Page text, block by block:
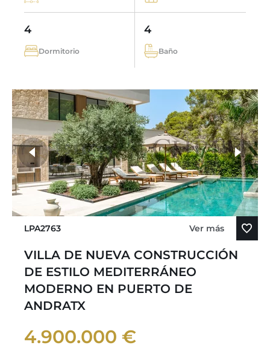
4
Dormitorio
4
Baño
LPA2763 Ver más
VILLA DE NUEVA CONSTRUCCIÓN
DE ESTILO MEDITERRÁNEO
MODERNO EN PUERTO DE
ANDRATX
4.900.000 €